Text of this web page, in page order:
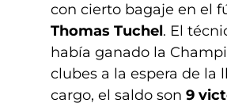
con cierto bagaje en el
Thomas Tuchel. El
había ganado la
clubes a la espera de la
cargo, el saldo son 9